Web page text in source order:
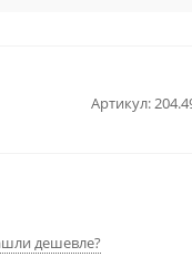
Артикул:
дешевле?